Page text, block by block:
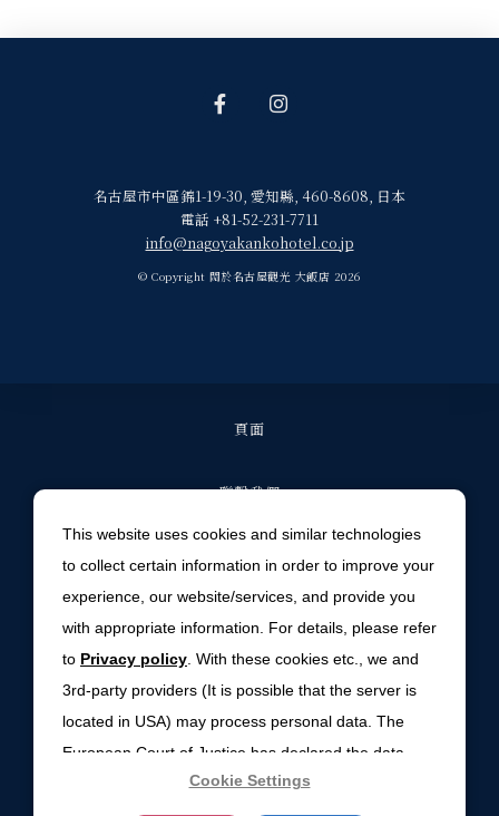
名古屋市中區錦1-19-30, 愛知縣, 460-8608, 日本
電話 +81-52-231-7711
info@nagoyakankohotel.co.jp
© Copyright 關於名古屋觀光 大飯店 2026
頁面
聯繫我們
常見問題解答
住宿合約一般條款
環境政策
PRIVACY POLICY
COOKIE SETTINGS
This website uses cookies and similar technologies
to collect certain information in order to improve your
experience, our website/services, and provide you
with appropriate information. For details, please refer
to Privacy policy . With these cookies etc., we and
3rd-party providers (It is possible that the server is
located in USA) may process personal data. The
European Court of Justice has declared the data
protection level in the USA to be inadequate. There
Cookie Settings